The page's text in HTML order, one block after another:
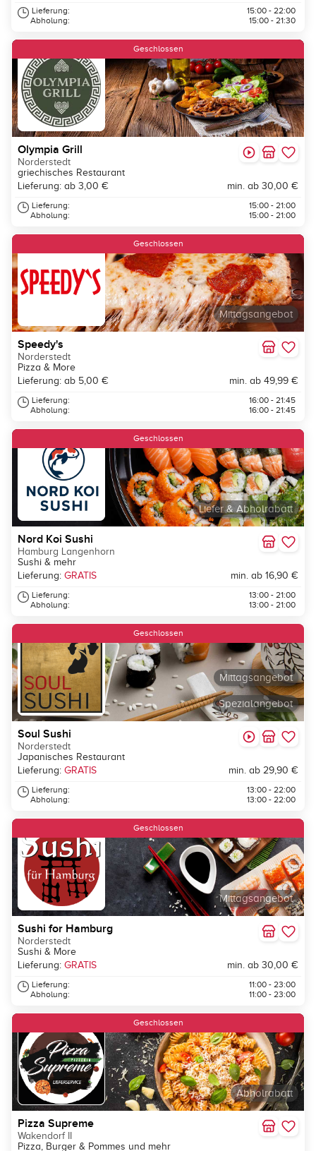
Lieferung:
Abholung:
15:00 - 22:00
15:00 - 21:30
Geschlossen
Olympia Grill
Norderstedt
griechisches Restaurant
Lieferung: ab 3,00 €
min. ab 30,00 €
Lieferung:
Abholung:
15:00 - 21:00
15:00 - 21:00
Mittagsangebot
Geschlossen
Speedy's
Norderstedt
Pizza & More
Lieferung: ab 5,00 €
min. ab 49,99 €
Lieferung:
Abholung:
16:00 - 21:45
16:00 - 21:45
Liefer & Abholrabatt
Geschlossen
Nord Koi Sushi
Hamburg Langenhorn
Sushi & mehr
Lieferung: GRATIS min. ab 16,90 €
Lieferung:
Abholung:
13:00 - 21:00
13:00 - 21:00
Spezialangebot
Mittagsangebot
Geschlossen
Soul Sushi
Norderstedt
Japanisches Restaurant
Lieferung: GRATIS min. ab 29,90 €
Lieferung:
Abholung:
13:00 - 22:00
13:00 - 22:00
Mittagsangebot
Geschlossen
Sushi for Hamburg
Norderstedt
Sushi & More
Lieferung: GRATIS min. ab 30,00 €
Lieferung:
Abholung:
11:00 - 23:00
11:00 - 23:00
Abholrabatt
Geschlossen
Pizza Supreme
Wakendorf II
Pizza, Burger & Pommes und mehr